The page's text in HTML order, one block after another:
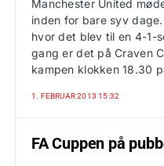
Manchester United
inden for bare syv
hvor det blev til en 4-1-
gang er det på Craven
kampen klokken 18.30
1. FEBRUAR 2013 15:32
FA Cuppen på